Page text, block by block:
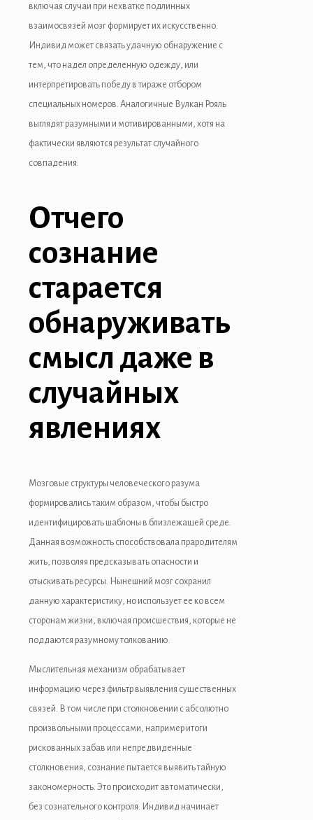
panel
panel
panel
panel
panel
panel
panel
panel
satın al
Panel
panel
включая случаи при нехватке подлинных
взаимосвязей мозг формирует их искусственно.
Индивид может связать удачную обнаружение с
тем, что надел определенную одежду, или
интерпретировать победу в тираже отбором
специальных номеров. Аналогичные Вулкан Рояль
выглядят разумными и мотивированными, хотя на
фактически являются результат случайного
совпадения.
Отчего
сознание
старается
обнаруживать
смысл даже в
случайных
явлениях
Мозговые структуры человеческого разума
формировались таким образом, чтобы быстро
идентифицировать шаблоны в близлежащей среде.
Данная возможность способствовала прародителям
жить, позволяя предсказывать опасности и
отыскивать ресурсы. Нынешний мозг сохранил
данную характеристику, но использует ее ко всем
сторонам жизни, включая происшествия, которые не
поддаются разумному толкованию.
Мыслительная механизм обрабатывает
информацию через фильтр выявления существенных
связей. В том числе при столкновении с абсолютно
произвольными процессами, например итоги
рискованных забав или непредвиденные
столкновения, сознание пытается выявить тайную
закономерность. Это происходит автоматически,
без сознательного контроля. Индивид начинает